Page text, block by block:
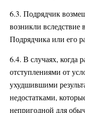
6.3. Подрядчик
возникли вследствие
Подрядчика или его
6.4. В случаях, когда
отступлениями от
ухудшившими
недостатками,
непригодной для